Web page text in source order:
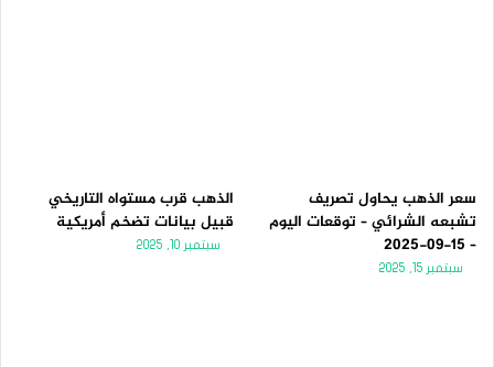
سعر الذهب يحاول تصريف
تشبعه الشرائي – توقعات اليوم
– 15-09-2025
سبتمبر 15, 2025
الذهب قرب مستواه التاريخي
قبيل بيانات تضخم أمريكية
سبتمبر 10, 2025